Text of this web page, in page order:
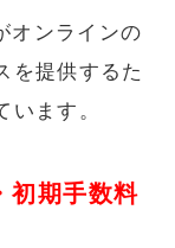
オンラインの
を提供するた
ます。
初期手数料